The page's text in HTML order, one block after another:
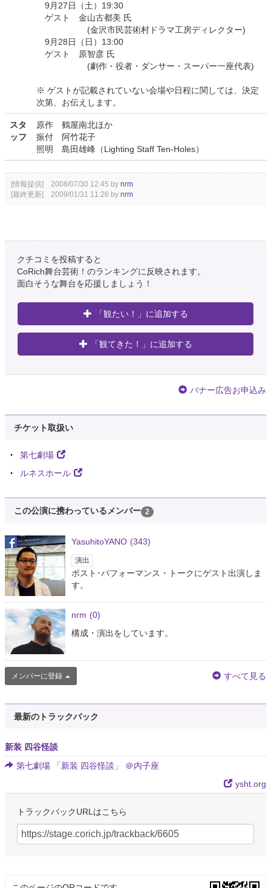
9月27日（土）19:30
ゲスト 金山古都美 氏
(金沢市民芸術村ドラマ工房ディレクター)
9月28日（日）13:00
ゲスト 原智彦 氏
(劇作・役者・ダンサー・スーパー一座代表)
※ ゲストが記載されていない会場や日程に関しては、決定
次第、お伝えします。
スタ
ッフ
原作 鶴屋南北ほか
振付 阿竹花子
照明 島田雄峰（Lighting Staff Ten-Holes）
[情報提供] 2008/07/30 12:45 by nrm
[最終更新] 2009/01/31 11:26 by nrm
クチコミを投稿すると
CoRich舞台芸術！のランキングに反映されます。
面白そうな舞台を応援しましょう！
「観たい！」に追加する
「観てきた！」に追加する
バナー広告お申込み
チケット取扱い
第七劇場
ルネスホール
この公演に携わっているメンバー 2
YasuhitoYANO (343)
演出
ポスト･パフォーマンス・トークにゲスト出演しま
す。
nrm (0)
構成・演出をしています。
メンバーに登録 すべて見る
最新のトラックバック
新装 四谷怪談
第七劇場 「新装 四谷怪談」 ＠内子座
ysht.org
トラックバックURLはこちら